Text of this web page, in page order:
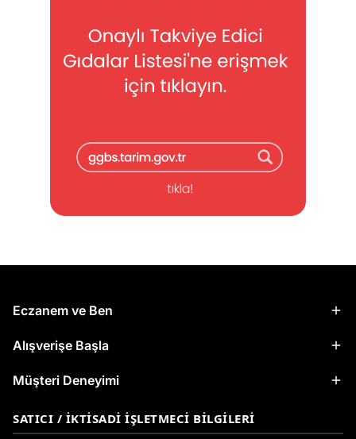
Eczanem ve Ben
Alışverişe Başla
Müşteri Deneyimi
SATICI / İKTISADI İŞLETMECI BILGILERI